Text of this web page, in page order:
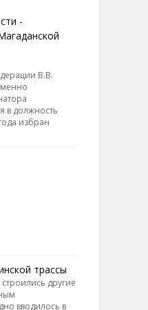
-
В.В.
в должность
избран
трассы
другие
вводилось в